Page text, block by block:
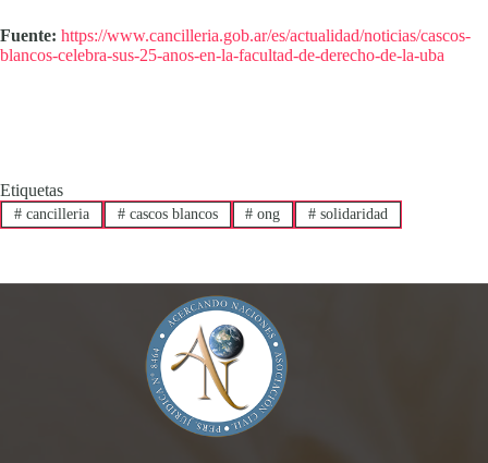
Fuente: https://www.cancilleria.gob.ar/es/actualidad/noticias/cascos-
blancos-celebra-sus-25-anos-en-la-facultad-de-derecho-de-la-uba
Etiquetas
#cancilleria #cascos blancos # ong # solidaridad